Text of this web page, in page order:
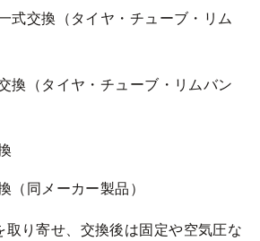
式交換（タイヤ・チューブ・リム
換（タイヤ・チューブ・リムバン
（同メーカー製品）
取り寄せ、交換後は固定や空気圧な